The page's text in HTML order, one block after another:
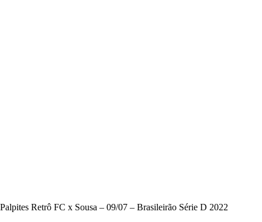
Palpites Retrô FC x Sousa – 09/07 – Brasileirão Série D 2022